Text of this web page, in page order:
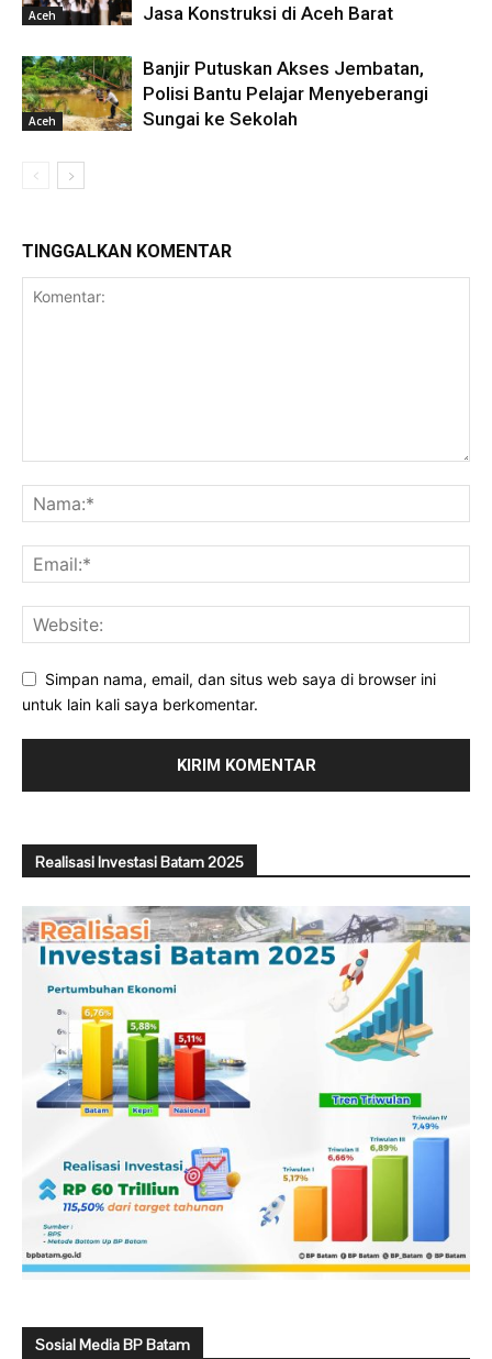
Aceh
Jasa Konstruksi di Aceh Barat
Aceh
Banjir Putuskan Akses Jembatan,
Polisi Bantu Pelajar Menyeberangi
Sungai ke Sekolah
TINGGALKAN KOMENTAR
Simpan nama, email, dan situs web saya di browser ini
untuk lain kali saya berkomentar.
Realisasi Investasi Batam 2025
Sosial Media BP Batam